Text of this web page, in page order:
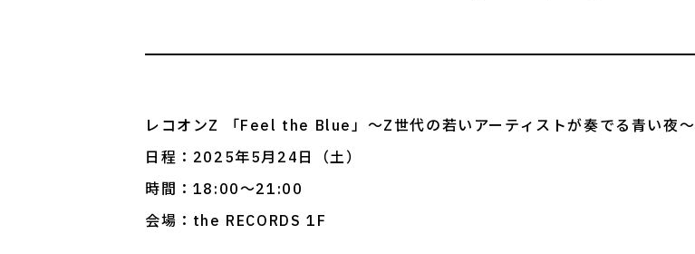
レコオンZ 「Feel the Blue」～Z世代の若いアーティストが奏でる青い夜～
日程：2025年5月24日（土）
時間：18:00～21:00
会場：the RECORDS 1F